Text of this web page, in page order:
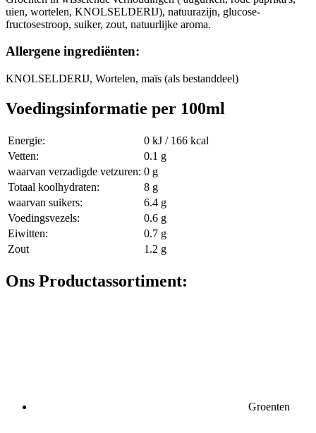
uien, wortelen, KNOLSELDERIJ), natuurazijn, glucose-
fructosestroop, suiker, zout, natuurlijke aroma.
Allergene ingrediënten:
KNOLSELDERIJ, Wortelen, maïs (als bestanddeel)
Voedingsinformatie per 100ml
Energie:
0 kJ / 166 kcal
Vetten:
0.1 g
waarvan verzadigde vetzuren: 0 g
Totaal koolhydraten:
8 g
waarvan suikers:
6.4 g
Voedingsvezels:
0.6 g
Eiwitten:
0.7 g
Zout
1.2 g
Ons Productassortiment:
Groenten